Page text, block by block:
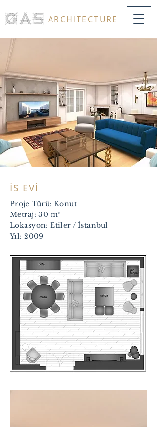
ARCHITECTURE
İS EVİ
Proje Türü: Konut
Metraj: 30 m²
Lokasyon: Etiler / İstanbul
Yıl: 2009